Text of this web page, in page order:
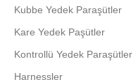
Kubbe Yedek Paraşütler
Kare Yedek Paşütler
Kontrollü Yedek Paraşütler
Harnessler